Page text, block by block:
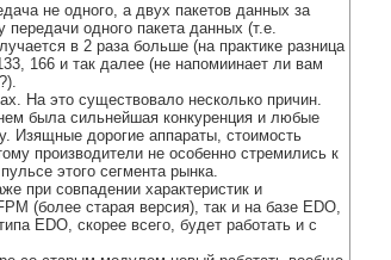
не одного, а двух пакетов данных за
одного пакета данных (т.е.
в 2 раза больше (на практике разница
166 и так далее (не напомиинает ли вам
На это существовало несколько причин.
была сильнейшая конкуренция и любые
Изящные дорогие аппараты, стоимость
производители не особенно стремились к
этого сегмента рынка.
при совпадении характеристик и
(более старая версия), так и на базе EDO,
EDO, скорее всего, будет работать и с